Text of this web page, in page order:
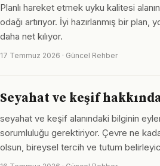
Planlı hareket etmek uyku kalitesi
odağı artırıyor. İyi hazırlanmış bir plan,
daha net kılıyor.
17 Temmuz 2026 · Güncel Rehber
Seyahat ve keşif
seyahat ve keşif alanındaki bilginin
sorumluluğu gerektiriyor. Çevre ne
olsun, bireysel tercih ve tutum